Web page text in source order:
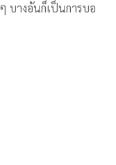
บางอันก็เป็นการบอ